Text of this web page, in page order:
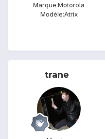
Marque:Motorola
Modèle:Atrix
trane